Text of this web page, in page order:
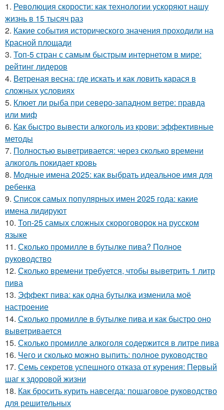
1. Революция скорости: как технологии ускоряют нашу
жизнь в 15 тысяч раз
2. Какие события исторического значения проходили на
Красной площади
3. Топ-5 стран с самым быстрым интернетом в мире:
рейтинг лидеров
4. Ветреная весна: где искать и как ловить карася в
сложных условиях
5. Клюет ли рыба при северо-западном ветре: правда
или миф
6. Как быстро вывести алкоголь из крови: эффективные
методы
7. Полностью выветривается: через сколько времени
алкоголь покидает кровь
8. Модные имена 2025: как выбрать идеальное имя для
ребенка
9. Список самых популярных имен 2025 года: какие
имена лидируют
10. Топ-25 самых сложных скороговорок на русском
языке
11. Сколько промилле в бутылке пива? Полное
руководство
12. Сколько времени требуется, чтобы выветрить 1 литр
пива
13. Эффект пива: как одна бутылка изменила моё
настроение
14. Сколько промилле в бутылке пива и как быстро оно
выветривается
15. Сколько промилле алкоголя содержится в литре пива
16. Чего и сколько можно выпить: полное руководство
17. Семь секретов успешного отказа от курения: Первый
шаг к здоровой жизни
18. Как бросить курить навсегда: пошаговое руководство
для решительных